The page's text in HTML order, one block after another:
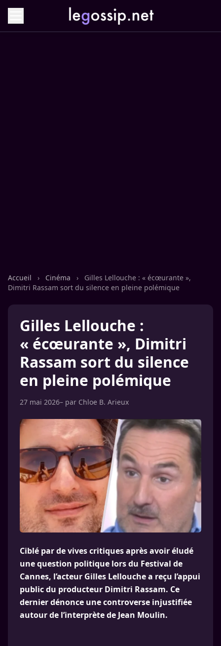
Accueil › Cinéma ›
Gilles Lellouche : « écœurante »,
Dimitri Rassam sort du silence en pleine polémique
Gilles Lellouche :
« écœurante », Dimitri
Rassam sort du silence
en pleine polémique
27 mai 2026– par Chloe B. Arieux
Ciblé par de vives critiques après avoir éludé
une question politique lors du Festival de
Cannes, l’acteur Gilles Lellouche a reçu l’appui
public du producteur Dimitri Rassam. Ce
dernier dénonce une controverse injustifiée
autour de l’interprète de Jean Moulin.